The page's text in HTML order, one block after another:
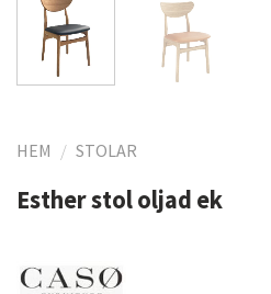
HEM / STOLAR
Esther stol oljad ek